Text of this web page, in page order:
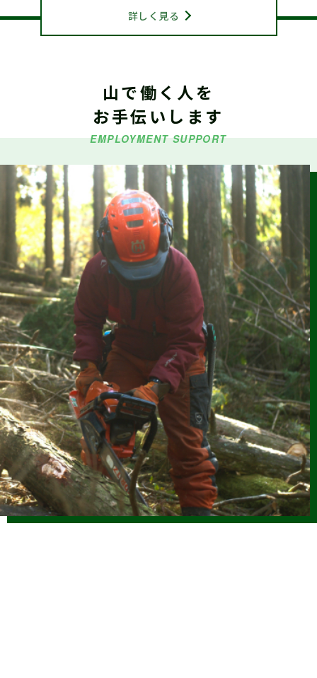
2026.07.15 お知らせ
仕事ナビから
のお知らせ
令和８年度「林業就業支援講習」の受講生募集
2026.06.26
仕事ナビから
のお知らせ
9/5（土）『しずおか森林の仕事見学会（島田市）』参加受付
中（外部サイトに移行します）
2026.06.23
森の写真館か
らのお知らせ
【終了】森林写真コンクール/治山・林道等コンクール 受賞作
品展示中（富士川楽座４F フジヤマギャラリー）
2026.06.08 お知らせ
(6/8改正)令和８年度 林業新規就業者確保促進支援事業実施
要領
2026.06.04 お知らせ
令和8年度 海外調査・研修支援事業に係る指定研修等を決定
しました
詳しく見る
山で働く人を
お手伝いします
EMPLOYMENT SUPPORT